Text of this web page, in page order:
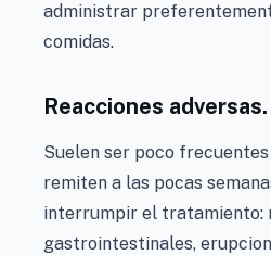
administrar
comidas.
Reacciones adversas.
Suelen ser poco
remiten a las pocas
interrumpir el tratamiento:
gastrointestinales,